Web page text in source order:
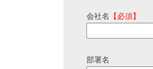
会社名 【必須】
部署名